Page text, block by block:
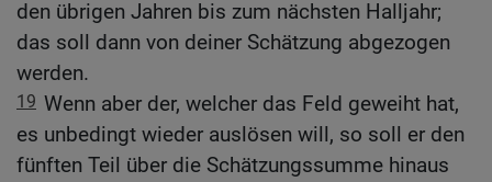
den übrigen Jahren bis zum nächsten Halljahr;
das soll dann von deiner Schätzung abgezogen
werden.
19 Wenn aber der, welcher das Feld geweiht hat,
es unbedingt wieder auslösen will, so soll er den
fünften Teil über die Schätzungssumme hinaus